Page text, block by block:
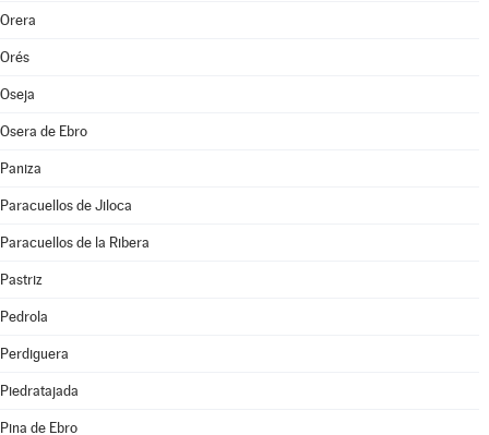
Orera
Orés
Oseja
Osera de Ebro
Paniza
Paracuellos de Jiloca
Paracuellos de la Ribera
Pastriz
Pedrola
Perdiguera
Piedratajada
Pina de Ebro